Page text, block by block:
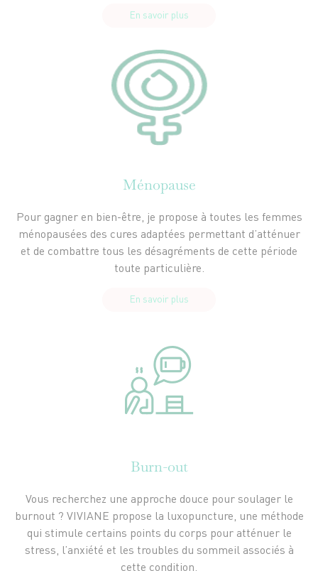
En savoir plus
Ménopause
Pour gagner en bien-être, je propose à toutes les femmes
ménopausées des cures adaptées permettant d’atténuer
et de combattre tous les désagréments de cette période
toute particulière.
En savoir plus
Burn-out
Vous recherchez une approche douce pour soulager le
burnout ? VIVIANE propose la luxopuncture, une méthode
qui stimule certains points du corps pour atténuer le
stress, l’anxiété et les troubles du sommeil associés à
cette condition.